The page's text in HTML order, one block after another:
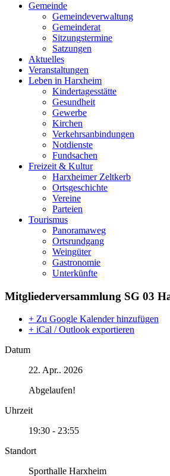
Gemeinde
Gemeindeverwaltung
Gemeinderat
Sitzungstermine
Satzungen
Aktuelles
Veranstaltungen
Leben in Harxheim
Kindertagesstätte
Gesundheit
Gewerbe
Kirchen
Verkehrsanbindungen
Notdienste
Fundsachen
Freizeit & Kultur
Harxheimer Zeltkerb
Ortsgeschichte
Vereine
Parteien
Tourismus
Panoramaweg
Ortsrundgang
Weingüter
Gastronomie
Unterkünfte
Mitgliederversammlung SG 03
+ Zu Google Kalender hinzufügen
+ iCal / Outlook exportieren
Datum
22. Apr.. 2026
Abgelaufen!
Uhrzeit
19:30 - 23:55
Standort
Sporthalle Harxheim